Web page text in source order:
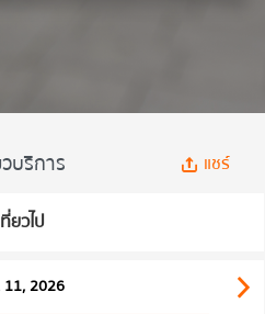
บริการ แชร์
ยวไป
11, 2026